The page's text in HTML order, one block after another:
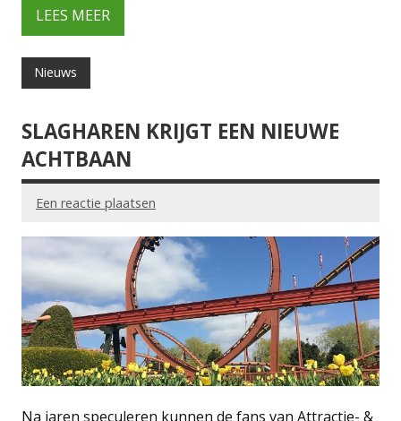
LEES MEER
Nieuws
SLAGHAREN KRIJGT EEN NIEUWE
ACHTBAAN
Een reactie plaatsen
Na jaren speculeren kunnen de fans van Attractie- &